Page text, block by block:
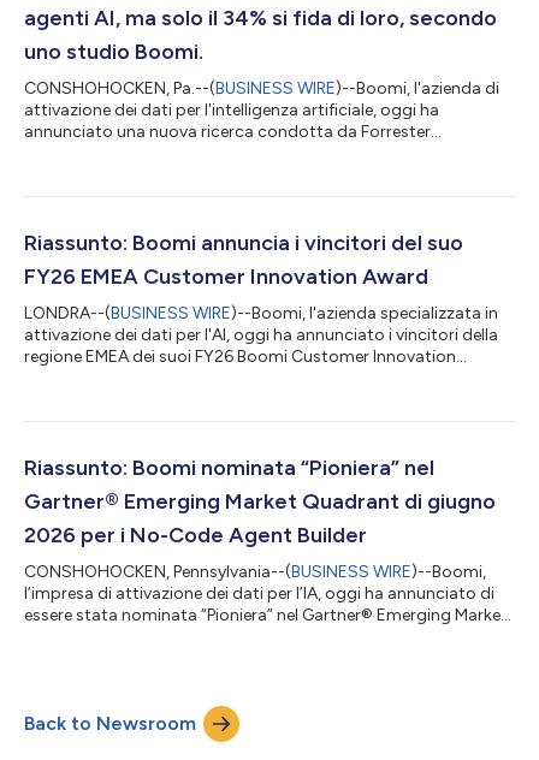
agenti AI, ma solo il 34% si fida di loro, secondo
uno studio Boomi.
CONSHOHOCKEN, Pa.--(BUSINESS WIRE)--Boomi, l'azienda di
attivazione dei dati per l'intelligenza artificiale, oggi ha
annunciato una nuova ricerca condotta da Forrester
l'ambizione. Il sondaggio, condotto da Forrester tra 409
Nord America, Europa e regione APAC, ha rivelato che l'86%
Riassunto: Boomi annuncia i vincitori del suo
FY26 EMEA Customer Innovation Award
LONDRA--(BUSINESS WIRE)--Boomi, l'azienda specializzata in
attivazione dei dati per l'AI, oggi ha annunciato i vincitori della
regione EMEA dei suoi FY26 Boomi Customer Innovation
tutta Europa, nel Medio Oriente e in Africa, una nuova
essere una società guidata dai dati. I vincitori dell'EMEA
Riassunto: Boomi nominata “Pioniera” nel
Gartner® Emerging Market Quadrant di giugno
2026 per i No-Code Agent Builder
CONSHOHOCKEN, Pennsylvania--(BUSINESS WIRE)--Boomi,
l’impresa di attivazione dei dati per l’IA, oggi ha annunciato di
essere stata nominata “Pioniera” nel Gartner® Emerging Market
progettazione e runtime per creare, pubblicare e gestire agenti
basati sull’IA senza l’uso di codice. Boomi considera questo
riconoscimento una dimostrazione...
Back to Newsroom